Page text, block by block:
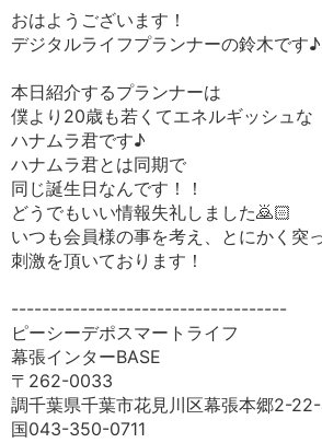
おはようございます！
デジタルライフプランナーの鈴木です♪
本日紹介するプランナーは
僕より20歳も若くてエネルギッシュな
ハナムラ君です♪
ハナムラ君とは同期で
同じ誕生日なんです！！
どうでもいい情報失礼しました🙇🏻
いつも会員様の事を考え、とにかく突
刺激を頂いております！
------------------------------------
ピーシーデポスマートライフ
幕張インターBASE
〒262-0033
調千葉県千葉市花見川区幕張本郷2-
国043-350-0711